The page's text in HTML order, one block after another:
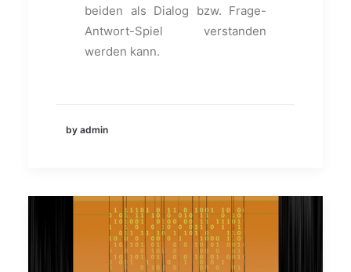
beiden als Dialog bzw. Frage-
Antwort-Spiel verstanden
werden kann.
by admin